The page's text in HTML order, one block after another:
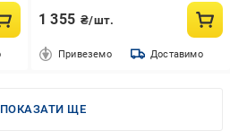
1 355 ₴/шт.
Привеземо Доставимо
ПОКАЗАТИ ЩЕ